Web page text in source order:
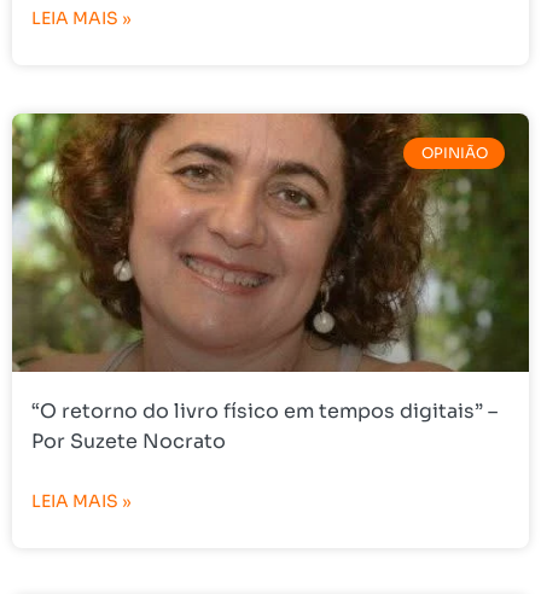
LEIA MAIS »
OPINIÃO
“O retorno do livro físico em tempos digitais” –
Por Suzete Nocrato
LEIA MAIS »